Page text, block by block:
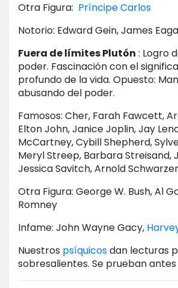
Otra Figura: Príncipe Carlos
Notorio: Edward Gein, James
Fuera de límites Plutón : Logro
poder. Fascinación con el
profundo de la vida. Opuesto:
abusando del poder.
Famosos: Cher, Farah Fawcett,
Elton John, Janice Joplin, Jay
McCartney, Cybill Shepherd,
Meryl Streep, Barbara Streisand,
Jessica Savitch, Arnold
Otra Figura: George W. Bush, Al
Romney
Infame: John Wayne Gacy,
Nuestros psíquicosdan lecturas
sobresalientes. Se prueban